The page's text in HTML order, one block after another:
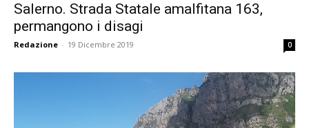
Salerno. Strada Statale amalfitana 163,
permangono i disagi
Redazione - 19 Dicembre 2019 0